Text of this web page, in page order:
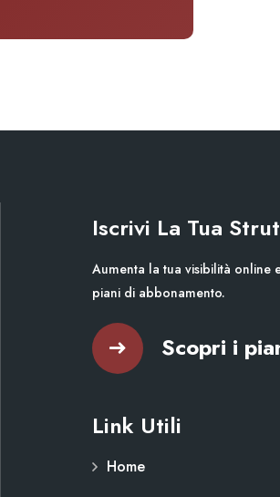
Iscrivi La Tua
Aumenta la tua visibilità online
piani di abbonamento.
Scopri i
Link Utili
Home